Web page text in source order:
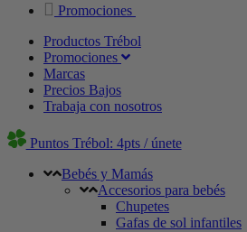
Promociones
Productos Trébol
Promociones
Marcas
Precios Bajos
Trabaja con nosotros
Puntos Trébol: 4pts / únete
Bebés y Mamás
Accesorios para bebés
Chupetes
Gafas de sol infantiles